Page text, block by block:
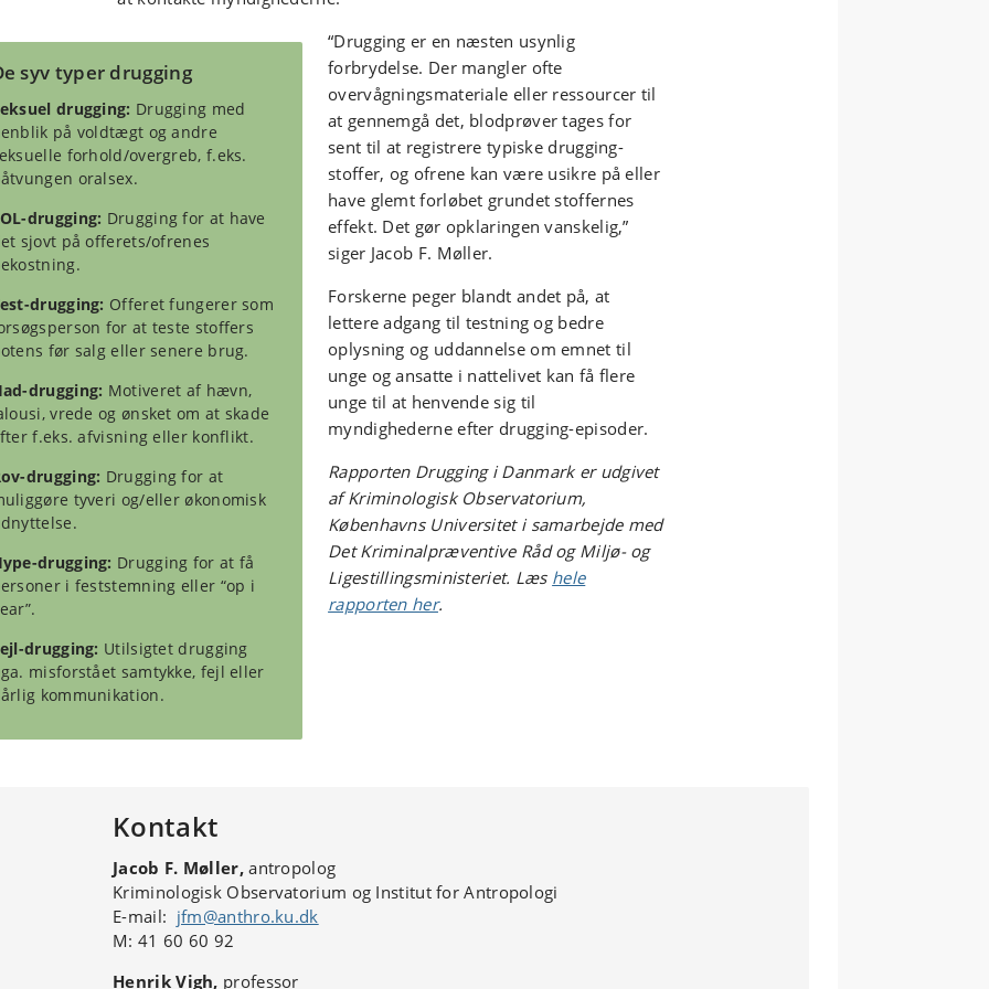
syv typer drugging
drugging: Drugging med
på voldtægt og andre
forhold/overgreb, f.eks.
oralsex.
drugging: Drugging for at have
sjovt på offerets/ofrenes
drugging: Offeret fungerer som
for at teste stoffers
før salg eller senere brug.
drugging: Motiveret af hævn,
vrede og ønsket om at skade
f.eks. afvisning eller konflikt.
drugging: Drugging for at
tyveri og/eller økonomisk
drugging: Drugging for at få
i feststemning eller “op i
drugging: Utilsigtet drugging
misforstået samtykke, fejl eller
kommunikation.
“Drugging er en næsten usynlig
forbrydelse. Der mangler ofte
overvågningsmateriale eller ressourcer til
at gennemgå det, blodprøver tages for
sent til at registrere typiske drugging-
stoffer, og ofrene kan være usikre på eller
have glemt forløbet grundet stoffernes
effekt. Det gør opklaringen vanskelig,”
siger Jacob F. Møller.
Forskerne peger blandt andet på, at
lettere adgang til testning og bedre
oplysning og uddannelse om emnet til
unge og ansatte i nattelivet kan få flere
unge til at henvende sig til
myndighederne efter drugging-episoder.
Rapporten Drugging i Danmark er udgivet
af Kriminologisk Observatorium,
Københavns Universitet i samarbejde med
Det Kriminalpræventive Råd og Miljø- og
Ligestillingsministeriet. Læs hele
rapporten her.
Kontakt
Jacob F. Møller,antropolog
Kriminologisk Observatorium og Institut for Antropologi
E-mail: jfm@anthro.ku.dk
M: 41 60 60 92
Henrik Vigh, professor